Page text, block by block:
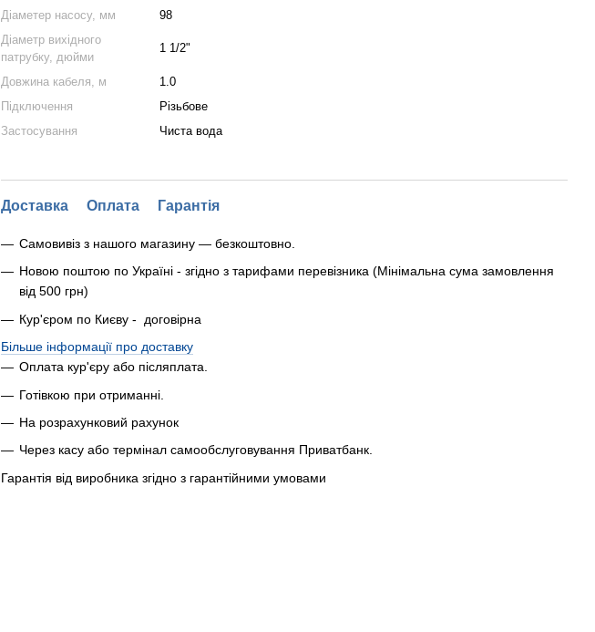
Діаметер насосу, мм
98
Діаметр вихідного
патрубку, дюйми
1 1/2"
Довжина кабеля, м
1.0
Підключення
Різьбове
Застосування
Чиста вода
Доставка Оплата Гарантія
Самовивіз з нашого магазину — безкоштовно.
Новою поштою по Україні - згідно з тарифами перевізника (Мінімальна сума замовлення
від 500 грн)
Кур'єром по Києву - договірна
Більше інформації про доставку
Оплата кур'єру або післяплата.
Готівкою при отриманні.
На розрахунковий рахунок
Через касу або термінал самообслуговування Приватбанк.
Гарантія від виробника згідно з гарантійними умовами